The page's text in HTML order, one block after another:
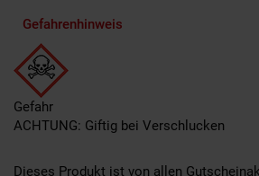
Gefahrenhinweis
Gefahr
ACHTUNG: Giftig bei Verschlucken
Dieses Produkt ist von allen